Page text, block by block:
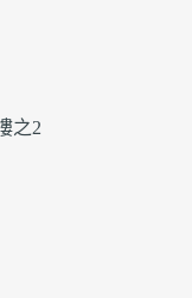
之2